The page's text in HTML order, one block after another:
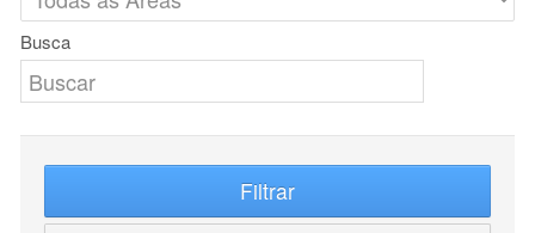
Busca
Filtrar